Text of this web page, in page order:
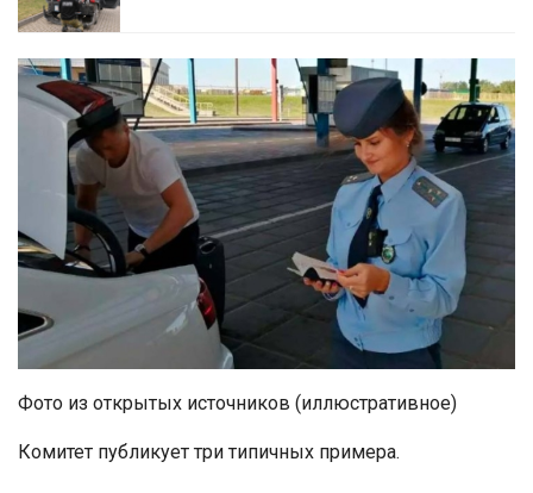
Фото из открытых источников (иллюстративное)
Комитет публикует три типичных примера.